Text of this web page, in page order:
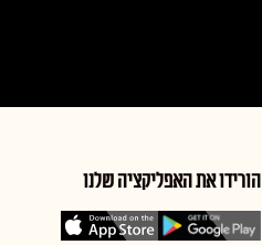
הורידו את האפליקציה שלנו